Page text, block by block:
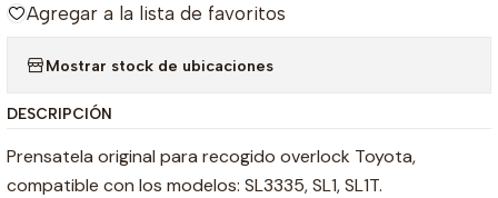
Agregar a la lista de favoritos
Mostrar stock de ubicaciones
DESCRIPCIÓN
Prensatela original para recogido overlock Toyota,
compatible con los modelos: SL3335, SL1, SL1T.